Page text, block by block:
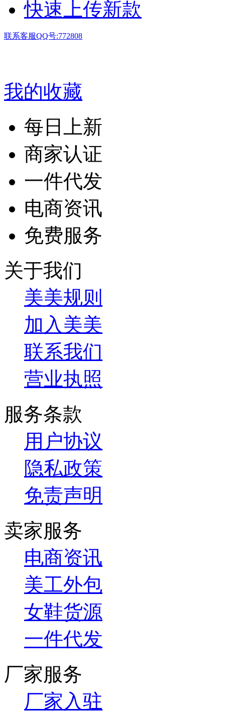
快速上传新款
联系客服QQ号:772808
我的收藏
每日上新
商家认证
一件代发
电商资讯
免费服务
关于我们
美美规则
加入美美
联系我们
营业执照
服务条款
用户协议
隐私政策
免责声明
卖家服务
电商资讯
美工外包
女鞋货源
一件代发
厂家服务
厂家入驻